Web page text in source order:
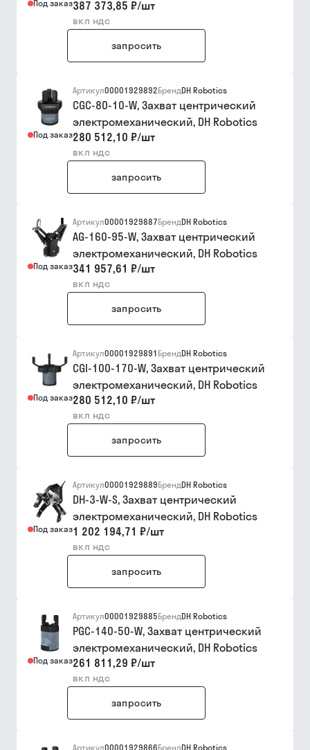
Под заказ387 373,85 ₽/шт
вкл ндс
запросить
Под заказ
Артикул00001929892БрендDH Robotics
CGC-80-10-W, Захват центрический
электромеханический, DH Robotics
280 512,10 ₽/шт
вкл ндс
запросить
Под заказ
Артикул00001929887БрендDH Robotics
AG-160-95-W, Захват центрический
электромеханический, DH Robotics
341 957,61 ₽/шт
вкл ндс
запросить
Под заказ
Артикул00001929891 БрендDH Robotics
CGI-100-170-W, Захват центрический
электромеханический, DH Robotics
280 512,10 ₽/шт
вкл ндс
запросить
Под заказ
Артикул00001929889БрендDH Robotics
DH-3-W-S, Захват центрический
электромеханический, DH Robotics
1 202 194,71 ₽/шт
вкл ндс
запросить
Под заказ
Артикул00001929885БрендDH Robotics
PGC-140-50-W, Захват центрический
электромеханический, DH Robotics
261 811,29 ₽/шт
вкл ндс
запросить
Артикул00001929866БрендDH Robotics